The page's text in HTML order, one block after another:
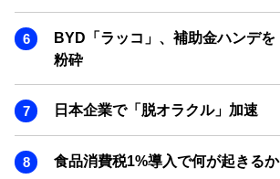
BYD「ラッコ」、補助金ハンデを
粉砕
日本企業で「脱オラクル」加速
食品消費税1%導入で何が起きるか